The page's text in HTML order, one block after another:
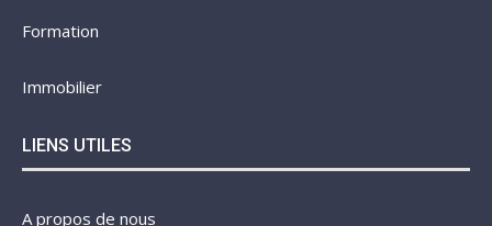
Formation
Immobilier
LIENS UTILES
A propos de nous